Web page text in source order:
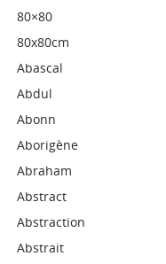
80×80
80x80cm
Abascal
Abdul
Abonn
Aborigène
Abraham
Abstract
Abstraction
Abstrait